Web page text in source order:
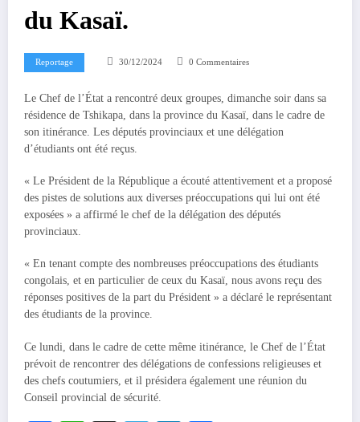
du Kasaï.
Reportage 30/12/2024 0 Commentaires
Le Chef de l’État a rencontré deux groupes, dimanche soir dans sa
résidence de Tshikapa, dans la province du Kasaï, dans le cadre de
son itinérance. Les députés provinciaux et une délégation
d’étudiants ont été reçus.
« Le Président de la République a écouté attentivement et a proposé
des pistes de solutions aux diverses préoccupations qui lui ont été
exposées » a affirmé le chef de la délégation des députés
provinciaux.
« En tenant compte des nombreuses préoccupations des étudiants
congolais, et en particulier de ceux du Kasaï, nous avons reçu des
réponses positives de la part du Président » a déclaré le représentant
des étudiants de la province.
Ce lundi, dans le cadre de cette même itinérance, le Chef de l’État
prévoit de rencontrer des délégations de confessions religieuses et
des chefs coutumiers, et il présidera également une réunion du
Conseil provincial de sécurité.